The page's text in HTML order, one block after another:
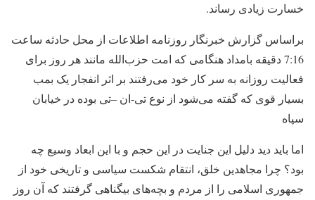
خسارت زیادی رساند.
براساس گزارش خبرنگار روزنامه اطلاعات از محل حادثه ساعت
7:16 دقیقه بامداد هنگامی که امت حزب‌الله مانند هر روز برای
فعالیت روزانه به سر کار خود می‌رفتند بر اثر انفجار یک بمب
بسیار قوی که گفته می‌شود از نوع تی-ان –تی بوده در خیابان
سپاه
اما باید دید دلیل این جنایت در این حجم و با این ابعاد وسیع چه
بود؟ چرا مجاهدین خلق، انتقام شکست سیاسی و تاریخی خود از
جمهوری اسلامی را از مردم و بچه‌های بیگناهی گرفتند که آن روز